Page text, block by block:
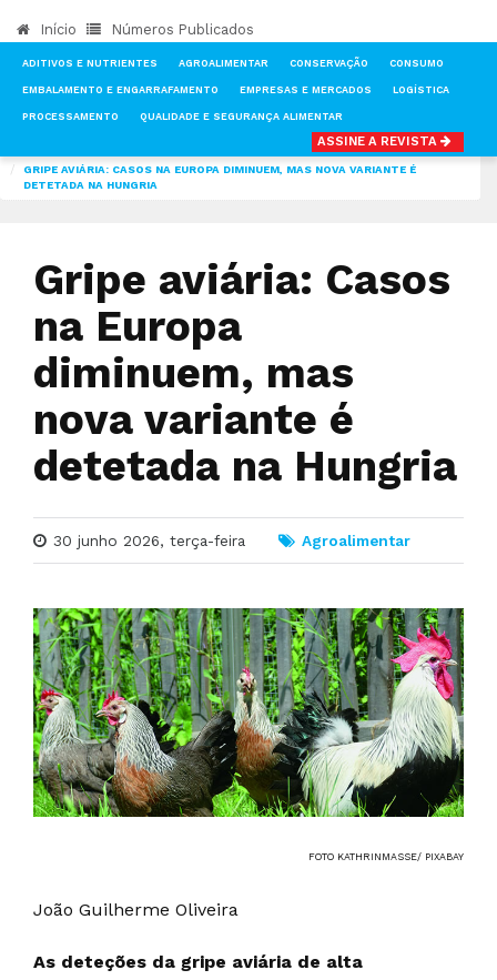
Início Números Publicados
ADITIVOS E NUTRIENTES AGROALIMENTAR CONSERVAÇÃO CONSUMO
EMBALAMENTO E ENGARRAFAMENTO EMPRESAS E MERCADOS LOGÍSTICA
PROCESSAMENTO QUALIDADE E SEGURANÇA ALIMENTAR
ASSINE A REVISTA
GRIPE AVIÁRIA: CASOS NA EUROPA DIMINUEM, MAS NOVA VARIANTE É
DETETADA NA HUNGRIA
Gripe aviária: Casos
na Europa
diminuem, mas
nova variante é
detetada na Hungria
30 junho 2026, terça-feira Agroalimentar
FOTO KATHRINMASSE/ PIXABAY
João Guilherme Oliveira
As deteções da gripe aviária de alta